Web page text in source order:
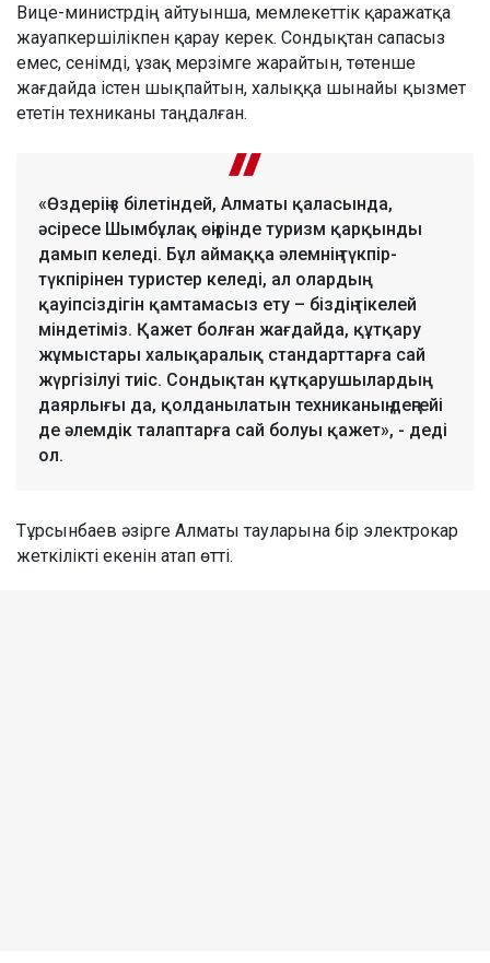
Вице-министрдің айтуынша, мемлекеттік қаражатқа
жауапкершілікпен қарау керек. Сондықтан сапасыз
емес, сенімді, ұзақ мерзімге жарайтын, төтенше
жағдайда істен шықпайтын, халыққа шынайы қызмет
ететін техниканы таңдалған.
«Өздеріңіз білетіндей, Алматы қаласында,
әсіресе Шымбұлақ өңірінде туризм қарқынды
дамып келеді. Бұл аймаққа әлемнің түкпір-
түкпірінен туристер келеді, ал олардың
қауіпсіздігін қамтамасыз ету – біздің тікелей
міндетіміз. Қажет болған жағдайда, құтқару
жұмыстары халықаралық стандарттарға сай
жүргізілуі тиіс. Сондықтан құтқарушылардың
даярлығы да, қолданылатын техниканың деңгейі
де әлемдік талаптарға сай болуы қажет», - деді
ол.
Тұрсынбаев әзірге Алматы тауларына бір электрокар
жеткілікті екенін атап өтті.